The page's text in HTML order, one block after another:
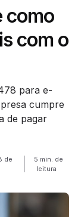
como
com o
para e-
cumpre
de pagar
de
5 min. de
leitura